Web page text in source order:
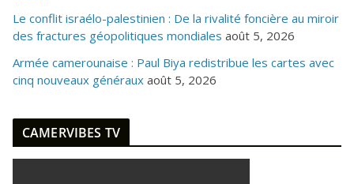
Le conflit israélo-palestinien : De la rivalité foncière au miroir
des fractures géopolitiques mondiales août 5, 2026
Armée camerounaise : Paul Biya redistribue les cartes avec
cinq nouveaux généraux août 5, 2026
CAMERVIBES TV